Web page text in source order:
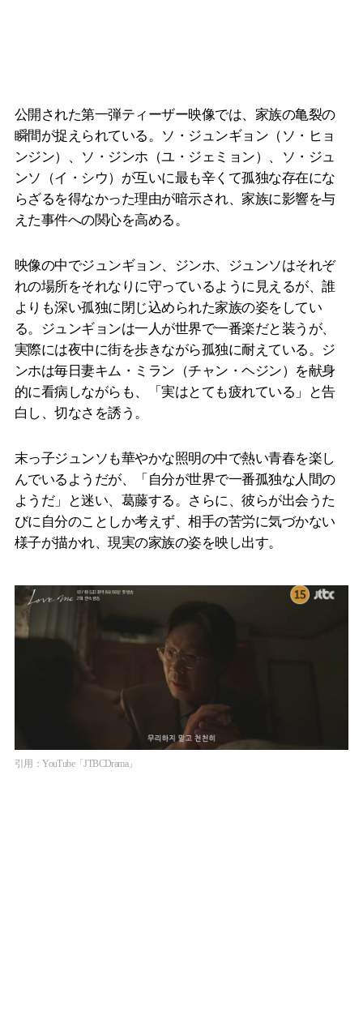
公開された第一弾ティーザー映像では、家族の亀裂の
瞬間が捉えられている。ソ・ジュンギョン（ソ・ヒョ
ンジン）、ソ・ジンホ（ユ・ジェミョン）、ソ・ジュ
ンソ（イ・シウ）が互いに最も辛くて孤独な存在にな
らざるを得なかった理由が暗示され、家族に影響を与
えた事件への関心を高める。
映像の中でジュンギョン、ジンホ、ジュンソはそれぞ
れの場所をそれなりに守っているように見えるが、誰
よりも深い孤独に閉じ込められた家族の姿をしてい
る。ジュンギョンは一人が世界で一番楽だと装うが、
実際には夜中に街を歩きながら孤独に耐えている。ジ
ンホは毎日妻キム・ミラン（チャン・ヘジン）を献身
的に看病しながらも、「実はとても疲れている」と告
白し、切なさを誘う。
末っ子ジュンソも華やかな照明の中で熱い青春を楽し
んでいるようだが、「自分が世界で一番孤独な人間の
ようだ」と迷い、葛藤する。さらに、彼らが出会うた
びに自分のことしか考えず、相手の苦労に気づかない
様子が描かれ、現実の家族の姿を映し出す。
引用：YouTube「JTBCDrama」